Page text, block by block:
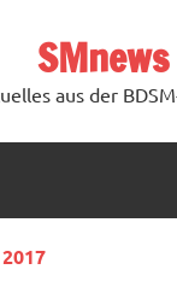
SMnews
aus der